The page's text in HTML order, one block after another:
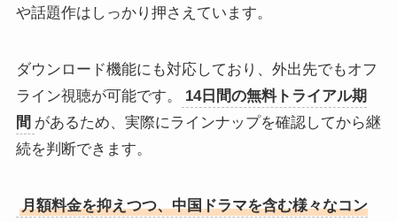
や話題作はしっかり押さえています。
ダウンロード機能にも対応しており、外出先でもオフ
ライン視聴が可能です。
14日間の無料トライアル期
間 があるため、実際にラインナップを確認してから継
続を判断できます。
月額料金を抑えつつ、中国ドラマを含む様々なコン